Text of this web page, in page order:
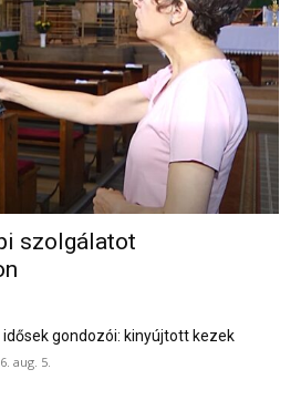
szolgálatot
idősek gondozói: kinyújtott kezek
aug. 5.